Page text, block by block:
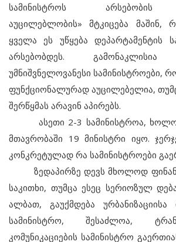
სამინისტროს არსებობის
აუცილებლობის» მტკიცება მაშინ,
ყველა ეს უწყება დეპარტამენტის
არსებობდეს. გამონაკლისია
უმნიშვნელოვანესი სამინისტროები,
ფუნქციონალურად აუცილებელია,
შერწყმას არავინ აპირებს.
ასეთი 2-3 სამინისტროა, ხოლო
მთავრობაში 19 მინისტრი იყო.
კონკრეტულად რა სამინისტროები
ზედაპირზე დევს მხოლოდ
საკითხი, თუმცა ესეც სერიოზულ
ალბათ, გაუქმდება
სამინისტრო, შესაძლოა,
კომუნიკაციების სამინისტრო